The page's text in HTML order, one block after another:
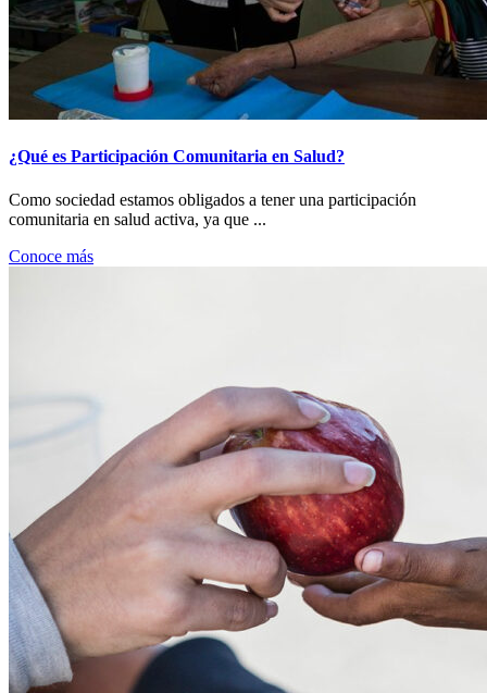
¿Qué es Participación Comunitaria en Salud?
Como sociedad estamos obligados a tener una participación
comunitaria en salud activa, ya que ...
Conoce más